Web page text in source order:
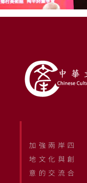
加強兩岸四
地文化與創
意的交流合